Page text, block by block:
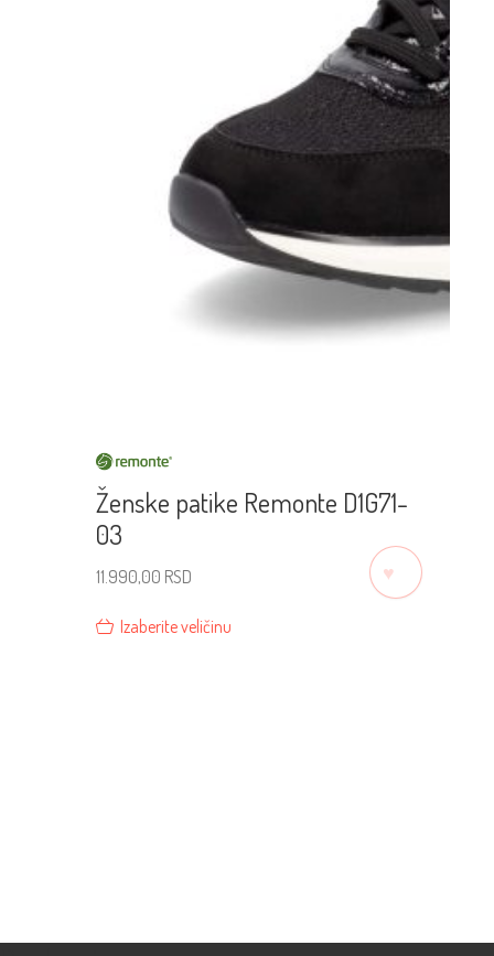
Ženske patike Remonte D1G71-
03
11.990,00 RSD
Izaberite veličinu